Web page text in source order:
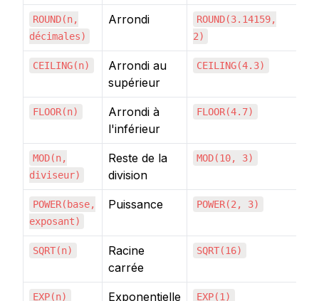
ROUND(n,
décimales)
Arrondi
ROUND(3.14159,
2)
CEILING(n)
Arrondi au
supérieur
CEILING(4.3)
FLOOR(n)
Arrondi à
l'inférieur
FLOOR(4.7)
MOD(n,
diviseur)
Reste de la
division
MOD(10, 3)
POWER(base,
exposant)
Puissance POWER(2, 3)
SQRT(n)
Racine
carrée
SQRT(16)
EXP(n)
Exponentielle
EXP(1)